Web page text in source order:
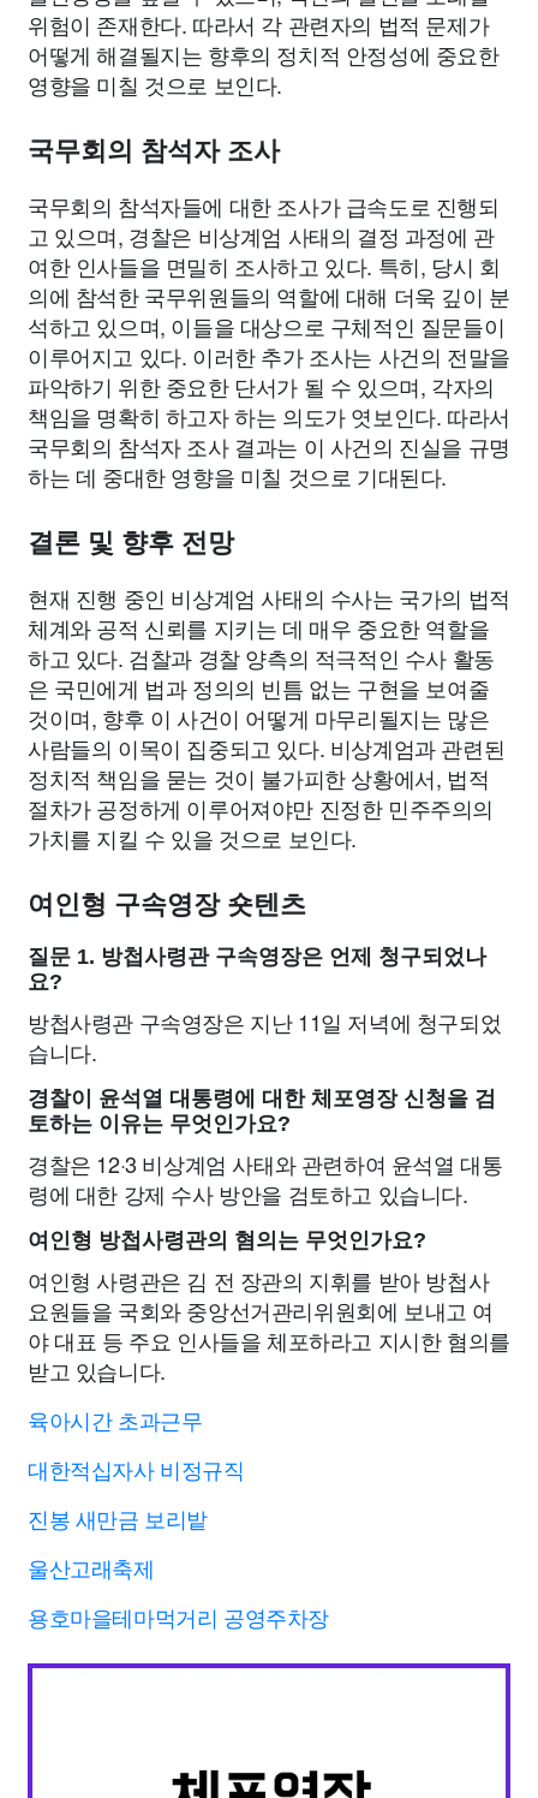
위험이 존재한다. 따라서 각 관련자의 법적 문제가
어떻게 해결될지는 향후의 정치적 안정성에 중요한
영향을 미칠 것으로 보인다.
국무회의 참석자 조사
국무회의 참석자들에 대한 조사가 급속도로 진행되
고 있으며, 경찰은 비상계엄 사태의 결정 과정에 관
여한 인사들을 면밀히 조사하고 있다. 특히, 당시 회
의에 참석한 국무위원들의 역할에 대해 더욱 깊이 분
석하고 있으며, 이들을 대상으로 구체적인 질문들이
이루어지고 있다. 이러한 추가 조사는 사건의 전말을
파악하기 위한 중요한 단서가 될 수 있으며, 각자의
책임을 명확히 하고자 하는 의도가 엿보인다. 따라서
국무회의 참석자 조사 결과는 이 사건의 진실을 규명
하는 데 중대한 영향을 미칠 것으로 기대된다.
결론 및 향후 전망
현재 진행 중인 비상계엄 사태의 수사는 국가의 법적
체계와 공적 신뢰를 지키는 데 매우 중요한 역할을
하고 있다. 검찰과 경찰 양측의 적극적인 수사 활동
은 국민에게 법과 정의의 빈틈 없는 구현을 보여줄
것이며, 향후 이 사건이 어떻게 마무리될지는 많은
사람들의 이목이 집중되고 있다. 비상계엄과 관련된
정치적 책임을 묻는 것이 불가피한 상황에서, 법적
절차가 공정하게 이루어져야만 진정한 민주주의의
가치를 지킬 수 있을 것으로 보인다.
여인형 구속영장 숏텐츠
질문 1. 방첩사령관 구속영장은 언제 청구되었나
요?
방첩사령관 구속영장은 지난 11일 저녁에 청구되었
습니다.
경찰이 윤석열 대통령에 대한 체포영장 신청을 검
토하는 이유는 무엇인가요?
경찰은 12·3 비상계엄 사태와 관련하여 윤석열 대통
령에 대한 강제 수사 방안을 검토하고 있습니다.
여인형 방첩사령관의 혐의는 무엇인가요?
여인형 사령관은 김 전 장관의 지휘를 받아 방첩사
요원들을 국회와 중앙선거관리위원회에 보내고 여
야 대표 등 주요 인사들을 체포하라고 지시한 혐의를
받고 있습니다.
육아시간 초과근무
대한적십자사 비정규직
진봉 새만금 보리밭
울산고래축제
용호마을테마먹거리 공영주차장